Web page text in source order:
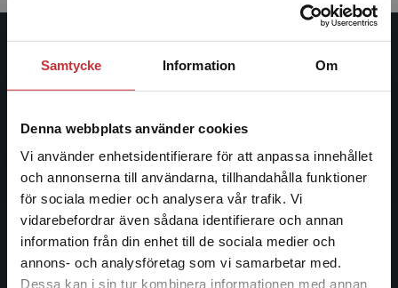
Samtycke Information Om
Denna webbplats använder cookies
Vi använder enhetsidentifierare för att anpassa innehållet
och annonserna till användarna, tillhandahålla funktioner
för sociala medier och analysera vår trafik. Vi
vidarebefordrar även sådana identifierare och annan
information från din enhet till de sociala medier och
annons- och analysföretag som vi samarbetar med.
Dessa kan i sin tur kombinera informationen med annan
Begränsad fraktregion
Studentlitteratur
ledande utbildningsförlag. Med läromedel, kurslitteratur,
facklitteratur, utbildningar och digitala
informationstjänster i utbudet, finns Studentlitteratur med
längs hela kunskapsresan.
Kontakta oss
Kontakta oss